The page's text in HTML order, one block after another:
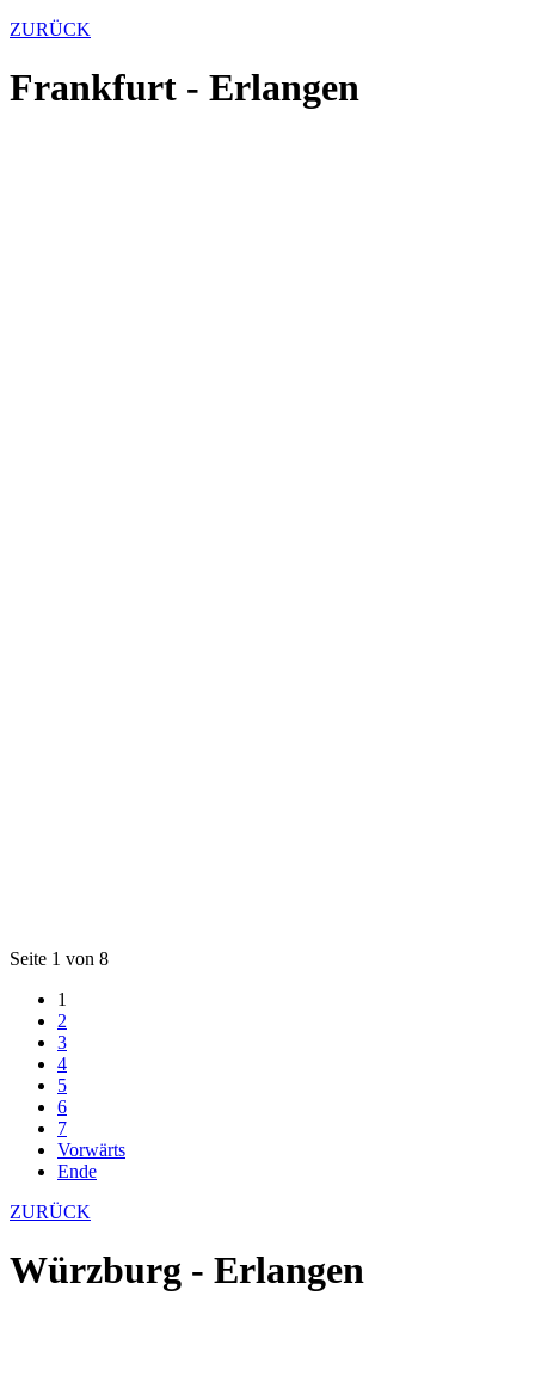
ZURÜCK
Frankfurt - Erlangen
Seite 1 von 8
1
2
3
4
5
6
7
Vorwärts
Ende
ZURÜCK
Würzburg - Erlangen